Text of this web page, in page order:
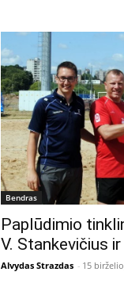
Bendras
Paplūdimio
V. Stankevičius
Alvydas Strazdas - 15